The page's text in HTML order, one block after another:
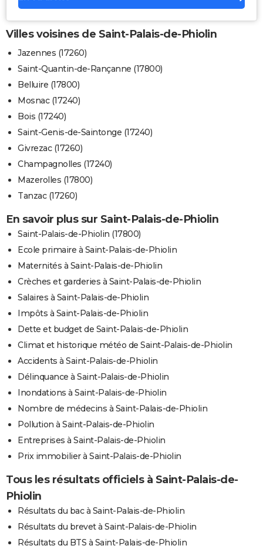
Villes voisines de Saint-Palais-de-Phiolin
Jazennes (17260)
Saint-Quantin-de-Rançanne (17800)
Belluire (17800)
Mosnac (17240)
Bois (17240)
Saint-Genis-de-Saintonge (17240)
Givrezac (17260)
Champagnolles (17240)
Mazerolles (17800)
Tanzac (17260)
En savoir plus sur Saint-Palais-de-Phiolin
Saint-Palais-de-Phiolin (17800)
Ecole primaire à Saint-Palais-de-Phiolin
Maternités à Saint-Palais-de-Phiolin
Crèches et garderies à Saint-Palais-de-Phiolin
Salaires à Saint-Palais-de-Phiolin
Impôts à Saint-Palais-de-Phiolin
Dette et budget de Saint-Palais-de-Phiolin
Climat et historique météo de Saint-Palais-de-Phiolin
Accidents à Saint-Palais-de-Phiolin
Délinquance à Saint-Palais-de-Phiolin
Inondations à Saint-Palais-de-Phiolin
Nombre de médecins à Saint-Palais-de-Phiolin
Pollution à Saint-Palais-de-Phiolin
Entreprises à Saint-Palais-de-Phiolin
Prix immobilier à Saint-Palais-de-Phiolin
Tous les résultats officiels à Saint-Palais-de-
Phiolin
Résultats du bac à Saint-Palais-de-Phiolin
Résultats du brevet à Saint-Palais-de-Phiolin
Résultats du BTS à Saint-Palais-de-Phiolin